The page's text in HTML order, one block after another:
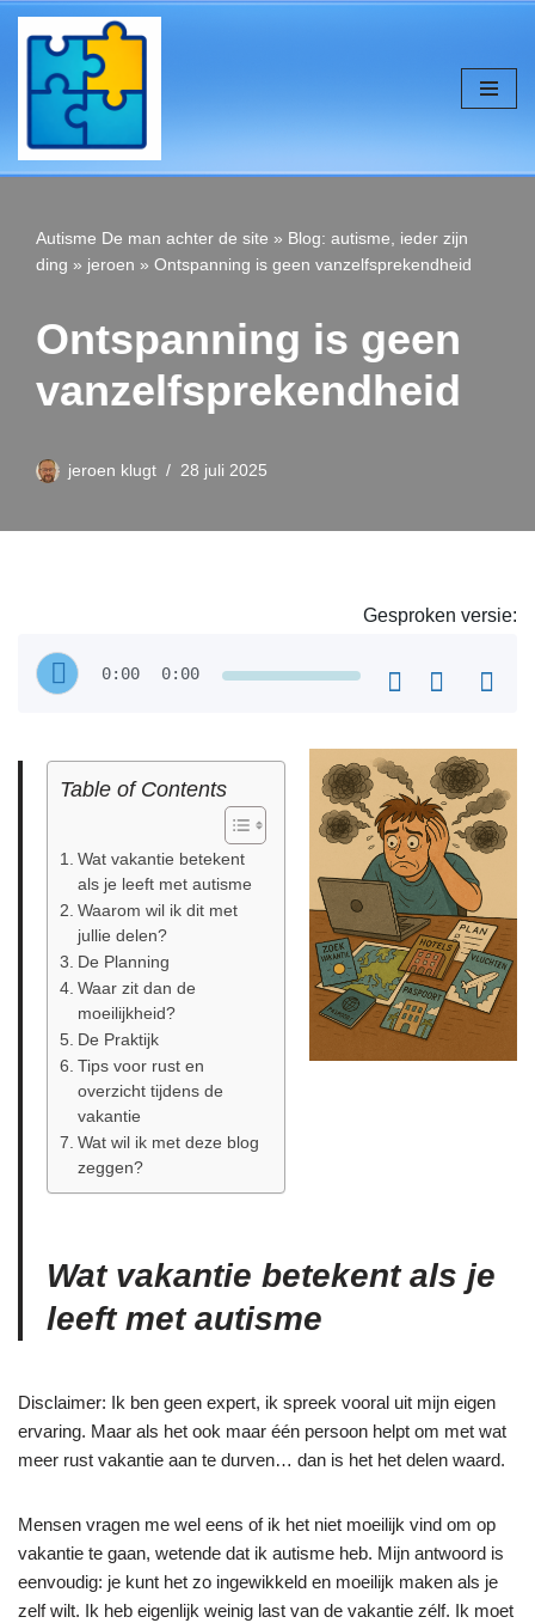
de
inhoud
naar
inhoud
Autisme De man achter de site » Blog: autisme, ieder zijn
ding » jeroen » Ontspanning is geen vanzelfsprekendheid
Ontspanning is geen
vanzelfsprekendheid
jeroen klugt 28 juli 2025
Gesproken versie:
0:00 0:00
Table of Contents
Wat vakantie betekent
als je leeft met autisme
Waarom wil ik dit met
jullie delen?
De Planning
Waar zit dan de
moeilijkheid?
De Praktijk
Tips voor rust en
overzicht tijdens de
vakantie
Wat wil ik met deze blog
zeggen?
Wat vakantie betekent als je
leeft met autisme
Disclaimer: Ik ben geen expert, ik spreek vooral uit mijn eigen
ervaring. Maar als het ook maar één persoon helpt om met wat
meer rust vakantie aan te durven… dan is het het delen waard.
Mensen vragen me wel eens of ik het niet moeilijk vind om op
vakantie te gaan, wetende dat ik autisme heb. Mijn antwoord is
eenvoudig: je kunt het zo ingewikkeld en moeilijk maken als je
zelf wilt. Ik heb eigenlijk weinig last van de vakantie zélf. Ik moet